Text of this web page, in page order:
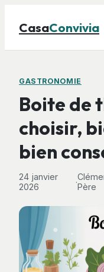
CasaConvivia
Maison
Bricolage
Déco
Gastronomie
GASTRONOMIE
Boite de
choisir,
bien
24 janvier
2026
·Père